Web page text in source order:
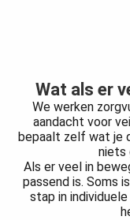
Wat als er
We werken
aandacht voor
bepaalt zelf wat je
niets
Als er veel in
passend is. Soms
stap in